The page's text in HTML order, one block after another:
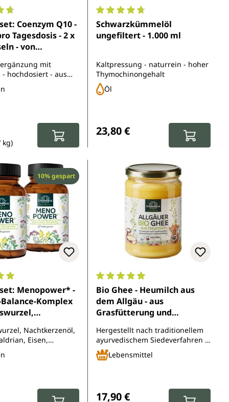
Bewertung von 4.8 von 5 Sternen
Coenzym Q10 -
Tagesdosis - 2 x
- von
mit
- aus
Fermentation
kg)
Durchschnittliche Bewertung von
Schwarzkümmelöl
ungefiltert - 1.000 ml
Kaltpressung - naturrein - hoher
Thymochinongehalt
Öl
23,80 €
Rabatt
10% gespart
Bewertung von 5 von 5 Sternen
Menopower* -
Komplex
- 2 x 90 Kapseln -
Nachtkerzenöl,
Eisen,
Folsäure, Vitamin
Durchschnittliche Bewertung von
Bio Ghee - Heumilch aus
dem Allgäu - aus
Grasfütterung und
Hergestellt nach traditionellem
ayurvedischem Siedeverfahren -
laktosefrei - aus kontrolliert
biologischem Anbau
Lebensmittel
17,90 €